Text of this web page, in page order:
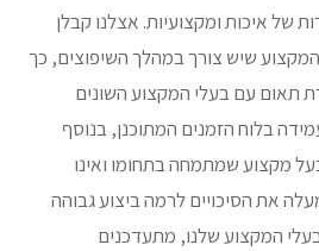
איכות ומקצועיות. אצלנו קבלן
המקצוע שיש צורך במהלך השיפוצים, כך
תאום עם בעלי המקצוע השונים
בלוח הזמנים המתוכנן, בנוסף
מקצוע שמתמחה בתחומו ואינו
את הסיכויים לרמה ביצוע גבוהה
בעלי המקצוע שלנו, מתעדכנים